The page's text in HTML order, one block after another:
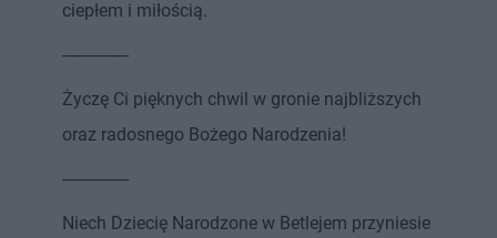
ciepłem i miłością.
---------------
Życzę Ci pięknych chwil w gronie najbliższych
oraz radosnego Bożego Narodzenia!
---------------
Niech Dziecię Narodzone w Betlejem przyniesie